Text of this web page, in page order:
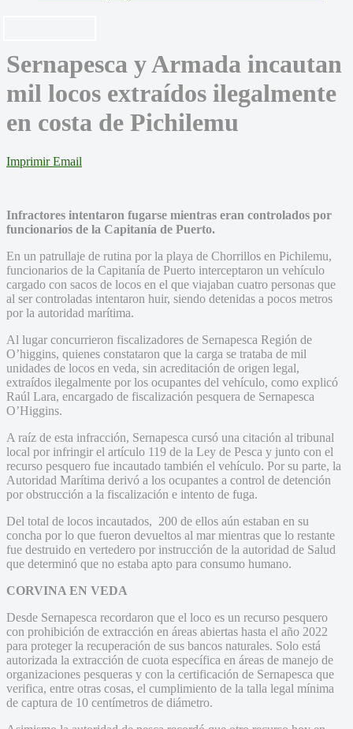
Sernapesca y Armada incautan
mil locos extraídos ilegalmente
en costa de Pichilemu
Imprimir Email
Infractores intentaron fugarse mientras eran controlados por
funcionarios de la Capitanía de Puerto.
En un patrullaje de rutina por la playa de Chorrillos en Pichilemu,
funcionarios de la Capitanía de Puerto interceptaron un vehículo
cargado con sacos de locos en el que viajaban cuatro personas que
al ser controladas intentaron huir, siendo detenidas a pocos metros
por la autoridad marítima.
Al lugar concurrieron fiscalizadores de Sernapesca Región de
O’higgins, quienes constataron que la carga se trataba de mil
unidades de locos en veda, sin acreditación de origen legal,
extraídos ilegalmente por los ocupantes del vehículo, como explicó
Raúl Lara, encargado de fiscalización pesquera de Sernapesca
O’Higgins.
A raíz de esta infracción, Sernapesca cursó una citación al tribunal
local por infringir el artículo 119 de la Ley de Pesca y junto con el
recurso pesquero fue incautado también el vehículo. Por su parte, la
Autoridad Marítima derivó a los ocupantes a control de detención
por obstrucción a la fiscalización e intento de fuga.
Del total de locos incautados, 200 de ellos aún estaban en su
concha por lo que fueron devueltos al mar mientras que lo restante
fue destruido en vertedero por instrucción de la autoridad de Salud
que determinó que no estaba apto para consumo humano.
CORVINA EN VEDA
Desde Sernapesca recordaron que el loco es un recurso pesquero
con prohibición de extracción en áreas abiertas hasta el año 2022
para proteger la recuperación de sus bancos naturales. Solo está
autorizada la extracción de cuota específica en áreas de manejo de
organizaciones pesqueras y con la certificación de Sernapesca que
verifica, entre otras cosas, el cumplimiento de la talla legal mínima
de captura de 10 centímetros de diámetro.